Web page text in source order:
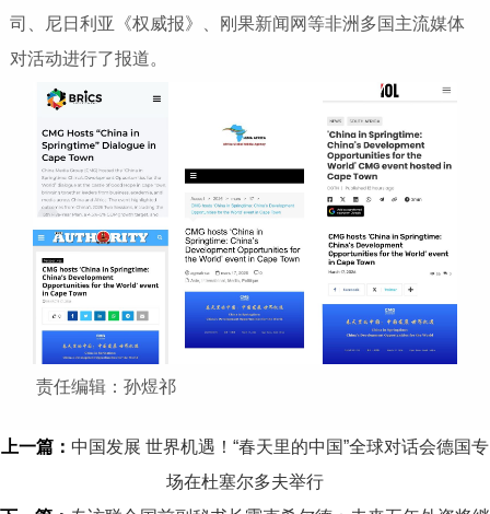
司、尼日利亚《权威报》、刚果新闻网等非洲多国主流媒体
对活动进行了报道。
责任编辑：孙煜祁
上一篇： 中国发展 世界机遇！“春天里的中国”全球对话会德国专
场在杜塞尔多夫举行